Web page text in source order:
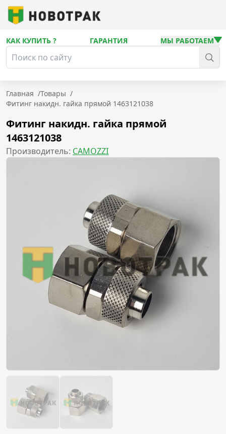
КАК КУПИТЬ ? ГАРАНТИЯ МЫ РАБОТАЕМ
Главная /Товары /
Фитинг накидн. гайка прямой 1463121038
Фитинг накидн. гайка прямой
1463121038
Производитель: CAMOZZI